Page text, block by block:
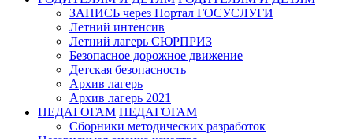
ЗАПИСЬ через Портал ГОСУСЛУГИ
Летний интенсив
Летний лагерь СЮРПРИЗ
Безопасное дорожное движение
Детская безопасность
Архив лагерь
Архив лагерь 2021
ПЕДАГОГАМ ПЕДАГОГАМ
Сборники методических разработок